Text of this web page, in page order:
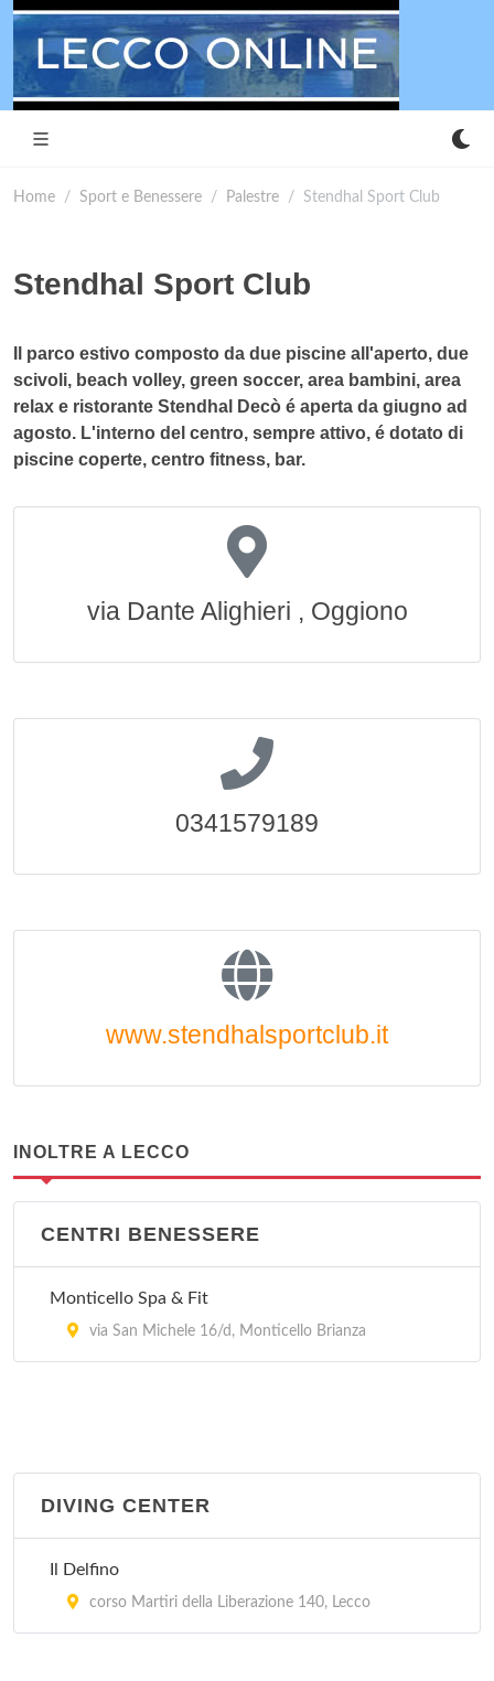
Home Sport e Benessere Palestre Stendhal Sport Club
Stendhal Sport Club
Il parco estivo composto da due piscine all'aperto, due
scivoli, beach volley, green soccer, area bambini, area
relax e ristorante Stendhal Decò é aperta da giugno ad
agosto. L'interno del centro, sempre attivo, é dotato di
piscine coperte, centro fitness, bar.
via Dante Alighieri , Oggiono
0341579189
www.stendhalsportclub.it
INOLTRE A LECCO
CENTRI BENESSERE
Monticello Spa & Fit
via San Michele 16/d, Monticello Brianza
DIVING CENTER
Il Delfino
corso Martiri della Liberazione 140, Lecco